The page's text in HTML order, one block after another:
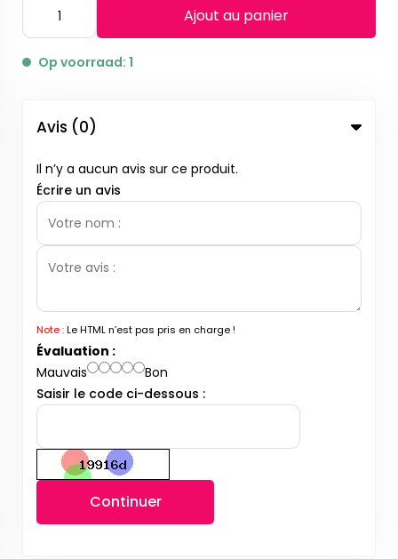
Ajout au panier
Op voorraad: 1
Avis (0)
Il n’y a aucun avis sur ce produit.
Écrire un avis
Note :Le HTML n’est pas pris en charge !
Évaluation :
Mauvais
Bon
Saisir le code ci-dessous :
Continuer